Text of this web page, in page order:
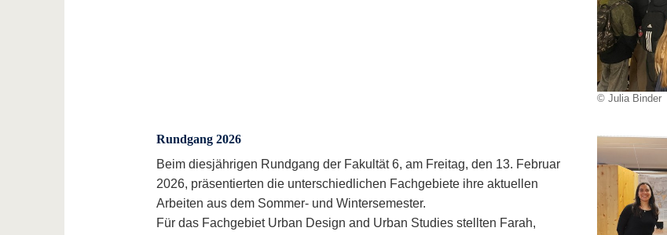
© Julia Binder
Rundgang 2026
Beim diesjährigen Rundgang der Fakultät 6, am Freitag, den 13. Februar
2026, präsentierten die unterschiedlichen Fachgebiete ihre aktuellen
Arbeiten aus dem Sommer- und Wintersemester.
Für das Fachgebiet Urban Design and Urban Studies stellten Farah,